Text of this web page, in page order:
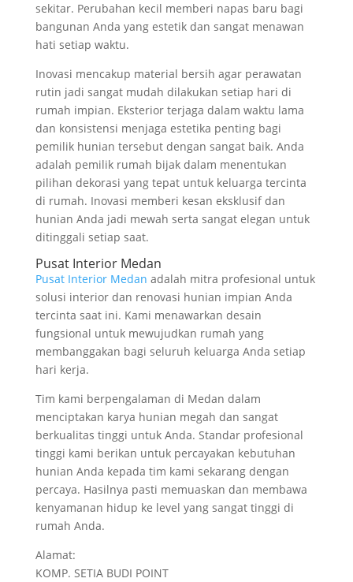
sekitar. Perubahan kecil memberi napas baru bagi
bangunan Anda yang estetik dan sangat menawan
hati setiap waktu.
Inovasi mencakup material bersih agar perawatan
rutin jadi sangat mudah dilakukan setiap hari di
rumah impian. Eksterior terjaga dalam waktu lama
dan konsistensi menjaga estetika penting bagi
pemilik hunian tersebut dengan sangat baik. Anda
adalah pemilik rumah bijak dalam menentukan
pilihan dekorasi yang tepat untuk keluarga tercinta
di rumah. Inovasi memberi kesan eksklusif dan
hunian Anda jadi mewah serta sangat elegan untuk
ditinggali setiap saat.
Pusat Interior Medan
Pusat Interior Medan adalah mitra profesional untuk
solusi interior dan renovasi hunian impian Anda
tercinta saat ini. Kami menawarkan desain
fungsional untuk mewujudkan rumah yang
membanggakan bagi seluruh keluarga Anda setiap
hari kerja.
Tim kami berpengalaman di Medan dalam
menciptakan karya hunian megah dan sangat
berkualitas tinggi untuk Anda. Standar profesional
tinggi kami berikan untuk percayakan kebutuhan
hunian Anda kepada tim kami sekarang dengan
percaya. Hasilnya pasti memuaskan dan membawa
kenyamanan hidup ke level yang sangat tinggi di
rumah Anda.
Alamat:
KOMP. SETIA BUDI POINT